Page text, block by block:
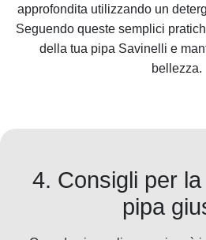
approfondita utilizzando un
Seguendo queste semplici
della tua pipa Savinelli e
bellezza.
4. Consigli per
pipa